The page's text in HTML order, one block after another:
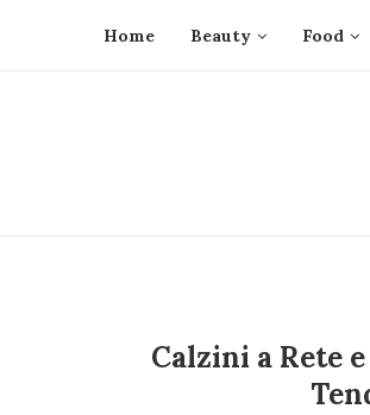
Home Beauty Food
Calzini a Rete